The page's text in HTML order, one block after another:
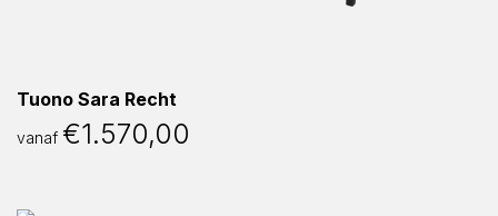
Tuono Sara Recht
vanaf €1.570,00